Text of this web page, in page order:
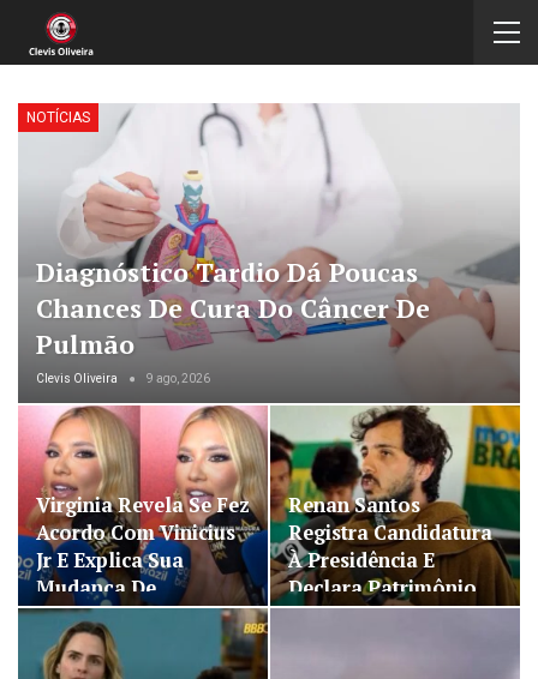
NOTÍCIAS
Diagnóstico Tardio Dá Poucas
Chances De Cura Do Câncer De
Pulmão
Clevis Oliveira 9 ago, 2026
Virginia Revela Se Fez
Acordo Com Vinicius
Jr E Explica Sua
Mudança De…
Renan Santos
Registra Candidatura
À Presidência E
Declara Patrimônio…